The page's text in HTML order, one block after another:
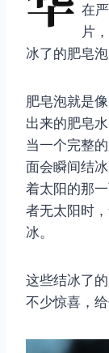
在
片
冰了的肥皂泡
肥皂泡就是
出来的肥皂
当一个完整
面会瞬间结
着太阳的那
者无太阳时
冰。
这些结冰了
不少惊喜，